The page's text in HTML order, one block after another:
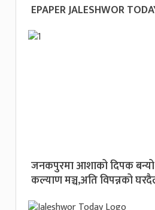
EPAPER JALESHWOR
जनकपुरमा आशाको दिपक बन्यो
कल्याण मञ्च,अति विपन्नको